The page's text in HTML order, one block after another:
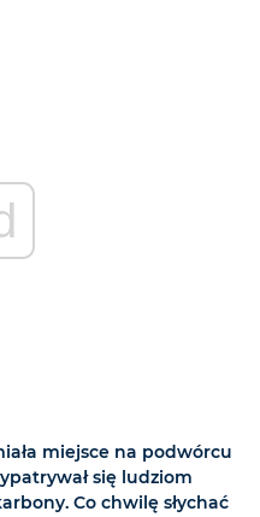
miejsce na podwórcu
się ludziom
Co chwilę słychać